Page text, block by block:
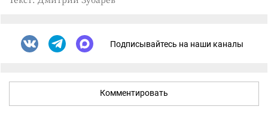
Подписывайтесь на наши каналы
Комментировать